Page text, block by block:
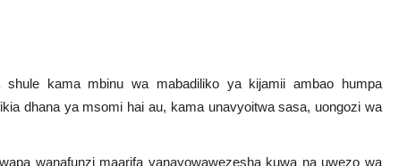
kama mbinu wa mabadiliko ya kijamii ambao humpa
dhana ya msomi hai au, kama unavyoitwa sasa, uongozi wa
wanafunzi maarifa yanayowawezesha kuwa na uwezo wa